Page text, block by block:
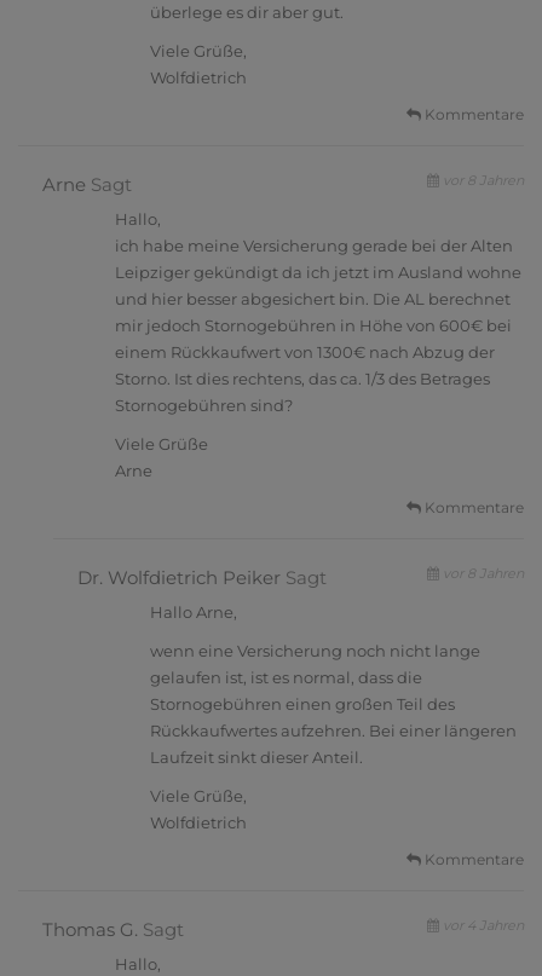
überlege es dir aber gut.
Viele Grüße,
Wolfdietrich
Kommentare
Arne Sagt vor 8 Jahren
Hallo,
ich habe meine Versicherung gerade bei der Alten
Leipziger gekündigt da ich jetzt im Ausland wohne
und hier besser abgesichert bin. Die AL berechnet
mir jedoch Stornogebühren in Höhe von 600€ bei
einem Rückkaufwert von 1300€ nach Abzug der
Storno. Ist dies rechtens, das ca. 1/3 des Betrages
Stornogebühren sind?
Viele Grüße
Arne
Kommentare
Dr. Wolfdietrich Peiker Sagt vor 8 Jahren
Hallo Arne,
wenn eine Versicherung noch nicht lange
gelaufen ist, ist es normal, dass die
Stornogebühren einen großen Teil des
Rückkaufwertes aufzehren. Bei einer längeren
Laufzeit sinkt dieser Anteil.
Viele Grüße,
Wolfdietrich
Kommentare
Thomas G. Sagt vor 4 Jahren
Hallo,